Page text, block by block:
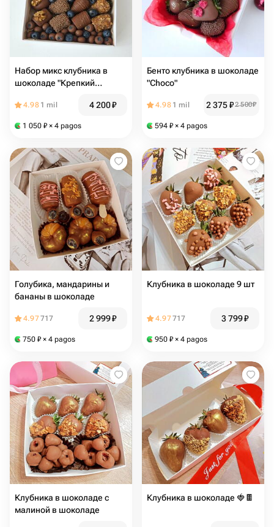
Набор микс клубника в
шоколаде "Крепкий
4.98 1 mil 4 200₽
1 050 ₽ × 4 pagos
Бенто клубника в шоколаде
"Choco"
4.98 1 mil 2 375₽2 500₽
594 ₽ × 4 pagos
Голубика, мандарины и
бананы в шоколаде
4.97717 2 999₽
750 ₽ × 4 pagos
Клубника в шоколаде 9 шт
4.97717 3 799₽
950 ₽ × 4 pagos
Клубника в шоколаде с
малиной в шоколаде
Клубника в шоколаде 🍓🍫